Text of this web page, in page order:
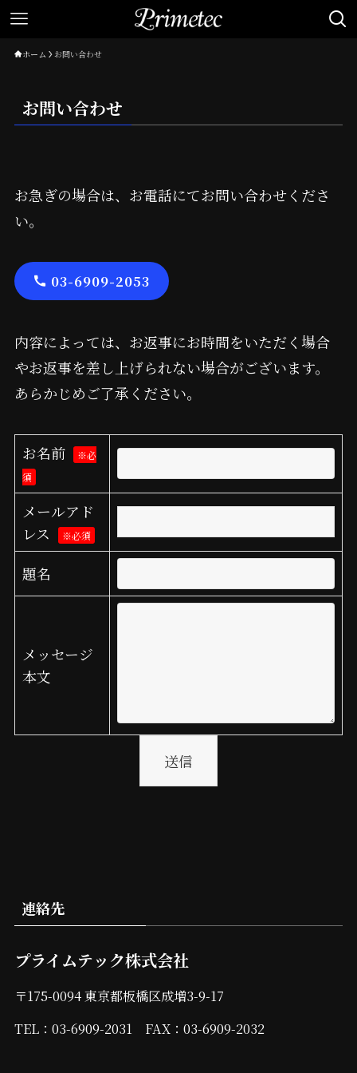
ホーム お問い合わせ
お問い合わせ
お急ぎの場合は、お電話にてお問い合わせくださ
い。
03-6909-2053
内容によっては、お返事にお時間をいただく場合
やお返事を差し上げられない場合がございます。
あらかじめご了承ください。
お名前
※必
須
メールアド
レス
※必須
題名
メッセージ
本文
連絡先
プライムテック株式会社
〒175-0094 東京都板橋区成増3-9-17
TEL：03-6909-2031 FAX：03-6909-2032